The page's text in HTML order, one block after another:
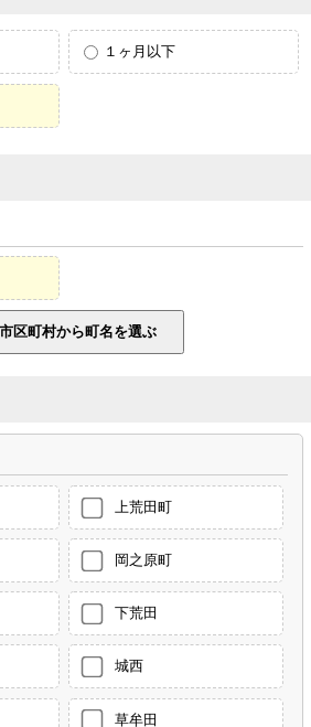
１ヶ月以下
上荒田町
岡之原町
下荒田
城西
草牟田